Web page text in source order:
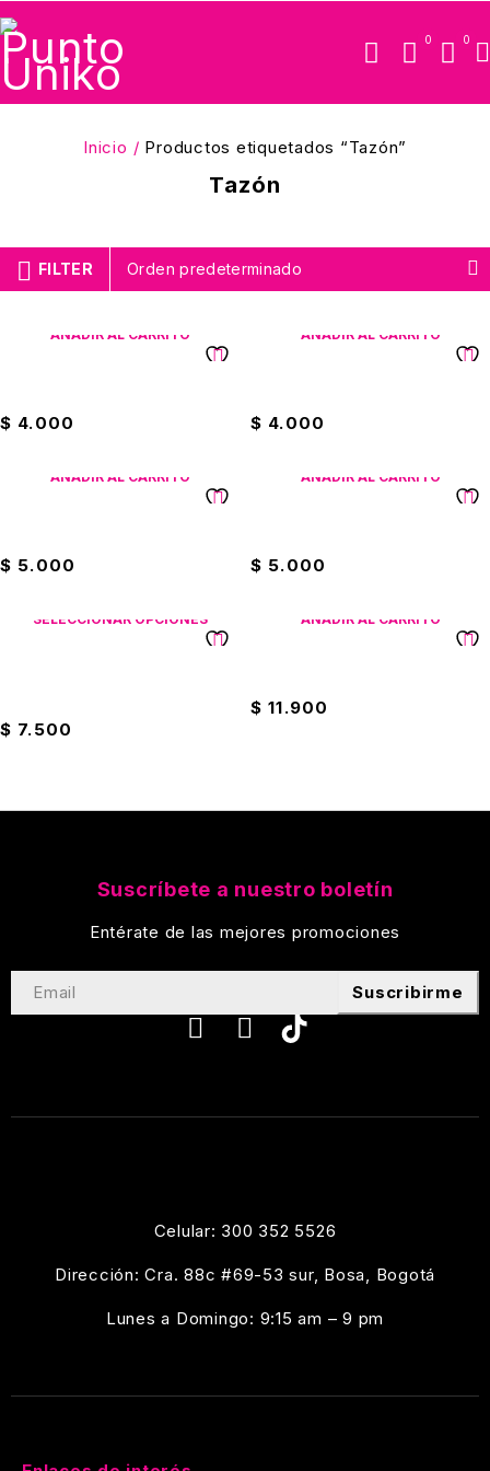
0 0
Tazón
Inicio / Productos etiquetados “Tazón”
FILTER Orden predeterminado
AÑADIR AL CARRITO
$ 4.000
AÑADIR AL CARRITO
$ 4.000
AÑADIR AL CARRITO
$ 5.000
AÑADIR AL CARRITO
$ 5.000
SELECCIONAR OPCIONES
$ 7.500
AÑADIR AL CARRITO
$ 11.900
Celular: 300 352 5526
Dirección: Cra. 88c #69-53 sur, Bosa, Bogotá
Lunes a Domingo: 9:15 am – 9 pm
Suscríbete a nuestro boletín
Entérate de las mejores promociones
Suscribirme